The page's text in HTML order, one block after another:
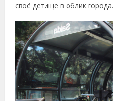
своё детище в облик города.